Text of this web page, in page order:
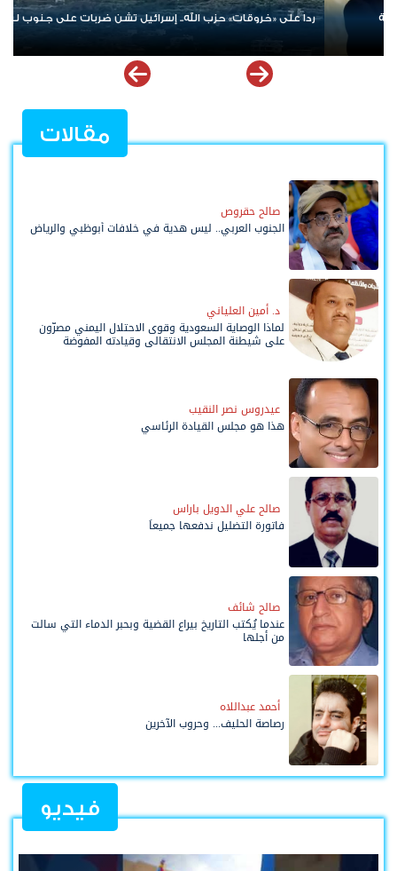
الإمارات ترسخ دعم الموهوبين والمبدعين العرب عبر مبادرات نوعية
ملهمة
مقالات
صالح حقروص
الجنوب العربي.. ليس هدية في خلافات أبوظبي والرياض
د. أمين العلياني
لماذا الوصاية السعودية وقوى الاحتلال اليمني مصرّون
على شيطنة المجلس الانتقالي وقيادته المفوضة
عيدروس نصر النقيب
هذا هو مجلس القيادة الرئاسي
صالح علي الدويل باراس
فاتورة التضليل ندفعها جميعاً
صالح شائف
عندما يُكتب التاريخ بيراع القضية وبحبر الدماء التي سالت
من أجلها
أحمد عبداللاه
رصاصة الحليف... وحروب الآخرين
فيديو